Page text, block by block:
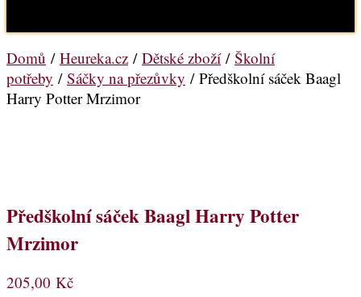
Domů / Heureka.cz / Dětské zboží/ Školní
potřeby / Sáčky na přezůvky / Předškolní sáček Baagl
Harry Potter Mrzimor
Předškolní sáček Baagl Harry Potter
Mrzimor
205,00 Kč